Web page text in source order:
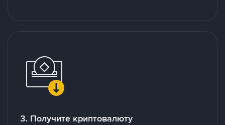
3. Получите криптовалюту